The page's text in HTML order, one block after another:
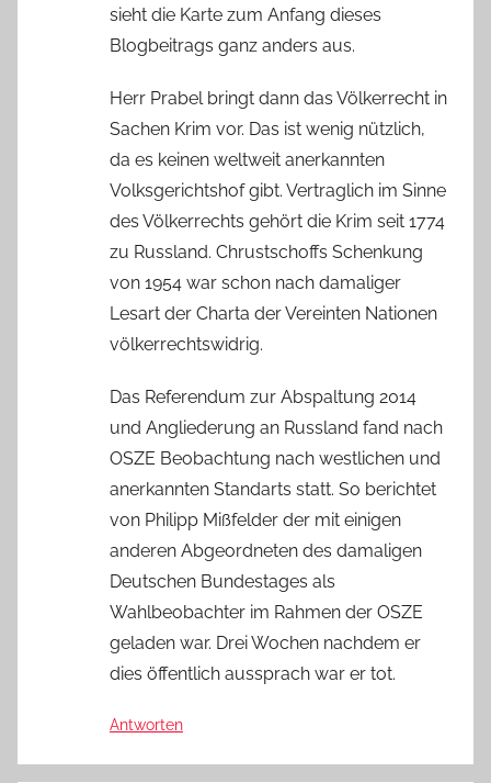
sieht die Karte zum Anfang dieses
Blogbeitrags ganz anders aus.
Herr Prabel bringt dann das Völkerrecht in
Sachen Krim vor. Das ist wenig nützlich,
da es keinen weltweit anerkannten
Volksgerichtshof gibt. Vertraglich im Sinne
des Völkerrechts gehört die Krim seit 1774
zu Russland. Chrustschoffs Schenkung
von 1954 war schon nach damaliger
Lesart der Charta der Vereinten Nationen
völkerrechtswidrig.
Das Referendum zur Abspaltung 2014
und Angliederung an Russland fand nach
OSZE Beobachtung nach westlichen und
anerkannten Standarts statt. So berichtet
von Philipp Mißfelder der mit einigen
anderen Abgeordneten des damaligen
Deutschen Bundestages als
Wahlbeobachter im Rahmen der OSZE
geladen war. Drei Wochen nachdem er
dies öffentlich aussprach war er tot.
Antworten